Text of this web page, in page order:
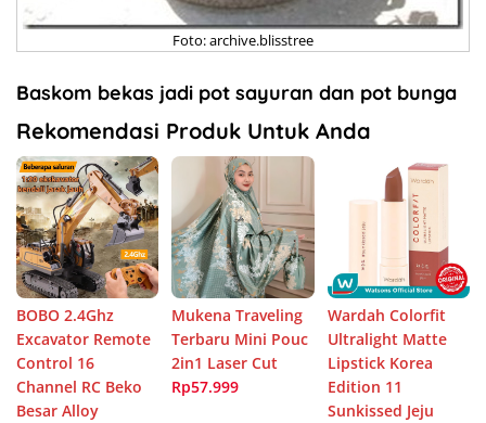
Foto: archive.blisstree
Baskom bekas jadi pot sayuran dan pot bunga
Rekomendasi Produk Untuk Anda
BOBO 2.4Ghz
Excavator Remote
Control 16
Channel RC Beko
Besar Alloy
Mukena Traveling
Terbaru Mini Pouc
2in1 Laser Cut
Rp57.999
Wardah Colorfit
Ultralight Matte
Lipstick Korea
Edition 11
Sunkissed Jeju